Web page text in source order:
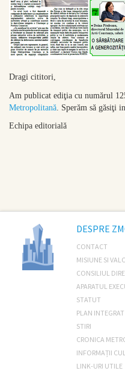
Dragi cititori,
Am publicat ediţia cu numărul
Metropolitană. Sperăm să găsiţi
Echipa editorială
DESPRE
CONTACT
MISIUNE SI
CONSILIUL
APARATUL
STATUT
PLAN
STIRI
CRONICA
INFORMAȚII
LINK-URI UTILE